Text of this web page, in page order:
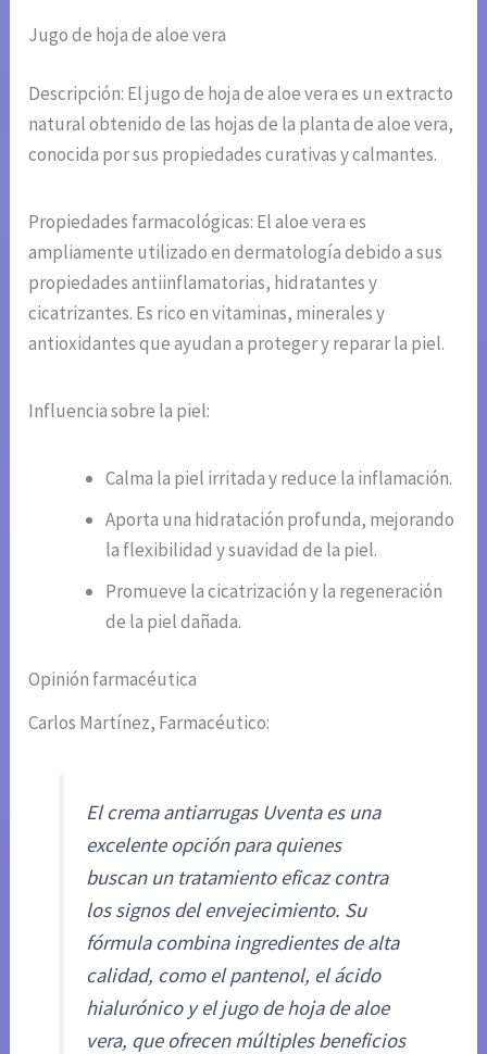
Jugo de hoja de aloe vera
Descripción: El jugo de hoja de aloe vera es un extracto
natural obtenido de las hojas de la planta de aloe vera,
conocida por sus propiedades curativas y calmantes.
Propiedades farmacológicas: El aloe vera es
ampliamente utilizado en dermatología debido a sus
propiedades antiinflamatorias, hidratantes y
cicatrizantes. Es rico en vitaminas, minerales y
antioxidantes que ayudan a proteger y reparar la piel.
Influencia sobre la piel:
Calma la piel irritada y reduce la inflamación.
Aporta una hidratación profunda, mejorando
la flexibilidad y suavidad de la piel.
Promueve la cicatrización y la regeneración
de la piel dañada.
Opinión farmacéutica
Carlos Martínez, Farmacéutico:
El crema antiarrugas Uventa es una
excelente opción para quienes
buscan un tratamiento eficaz contra
los signos del envejecimiento. Su
fórmula combina ingredientes de alta
calidad, como el pantenol, el ácido
hialurónico y el jugo de hoja de aloe
vera, que ofrecen múltiples beneficios